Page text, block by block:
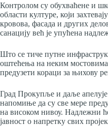
Контролом су обухваћене и
области културе, који
кровова, фасада и других
санацију већ је упућена
Што се тиче путне
оштећења на неким
предузети кораци за њихову
Град Прокупље и даље
напомиње да су све мере
на високом нивоу. Надлежни
јавност о напретку свих